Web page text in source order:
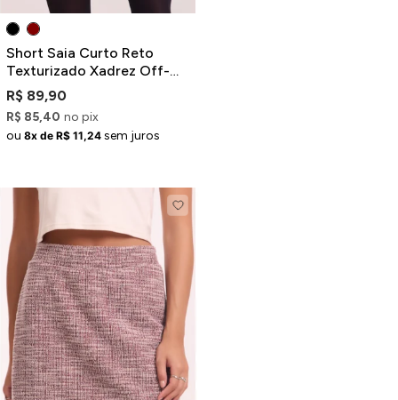
Short Saia Curto Reto
Texturizado Xadrez Off-
White
R$ 89,90
R$ 85,40 no pix
ou 8x de R$ 11,24 sem juros